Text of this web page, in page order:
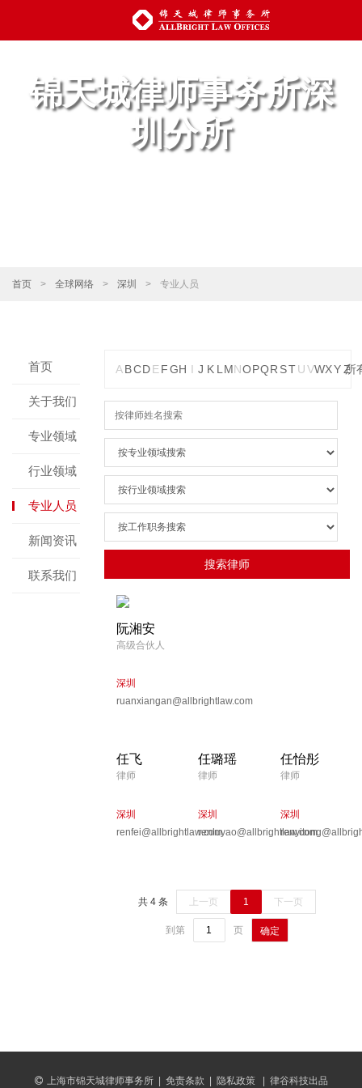
锦天城律师事务所深
圳分所
首页 > 全球网络 > 深圳 > 专业人员
首页
关于我们
专业领域
行业领域
专业人员
新闻资讯
联系我们
ABCDE FGH I J K L MNOPQR STUVWXYZ
所
阮湘安
高级合伙人
深圳
ruanxiangan@allbrightlaw.com
任飞
律师
深圳
renfei@allbrightlaw.com
任璐瑶
律师
深圳
renluyao@allbrightlaw.com
任怡彤
律师
深圳
共 4 条 上一页 1 下一页
到第 页 确定
上海市锦天城律师事务所 | 免责条款 | 隐私政策 | 律谷科技出品